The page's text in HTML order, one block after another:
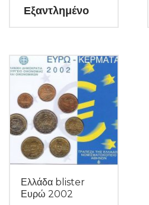
Εξαντλημένο
Ελλάδα blister
Ευρώ 2002